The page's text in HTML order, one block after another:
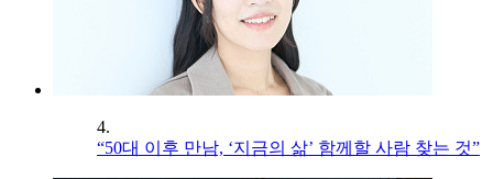
4.
“50대 이후 만남, ‘지금의 삶’ 함께할 사람 찾는 것”